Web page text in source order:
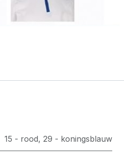
15 - rood, 29 - koningsblauw